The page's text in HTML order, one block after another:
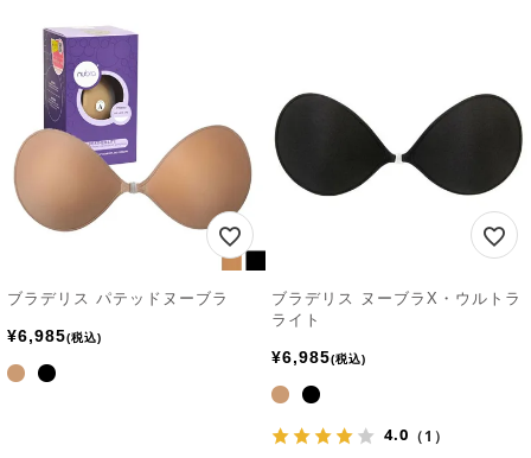
ブラデリス パテッドヌーブラ
¥6,985 税込
ブラデリス ヌーブラX・ウルトラ
ライト
¥6,985 税込
4.0 （1）